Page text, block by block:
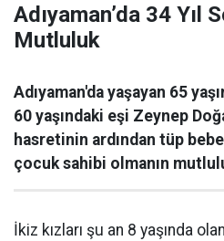
Adıyaman’da 34 Yıl
Mutluluk
Adıyaman'da yaşayan 65
60 yaşındaki eşi Zeynep
hasretinin ardından tüp
çocuk sahibi olmanın
İkiz kızları şu an 8 yaşında